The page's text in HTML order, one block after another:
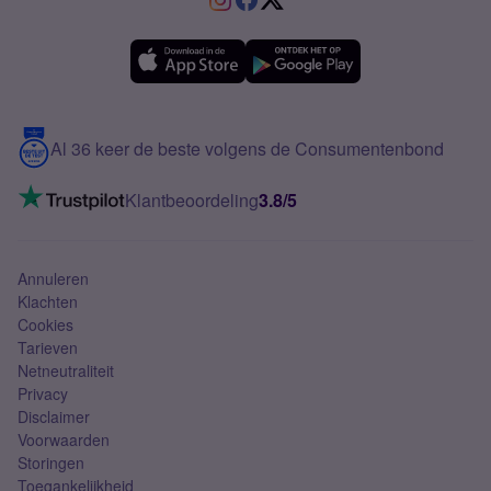
Meerdere nummers
5G internet
Mobiel internet
Mobiel abonnement
Contact
VoLTE 4G bellen
Al 36 keer de beste volgens de Consumentenbond
Klantbeoordeling3.8/5
Annuleren
Klachten
Cookies
Tarieven
Netneutraliteit
Privacy
Disclaimer
Voorwaarden
Storingen
Toegankelijkheid